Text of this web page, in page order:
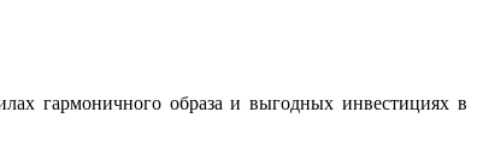
гармоничного образа и выгодных инвестициях в